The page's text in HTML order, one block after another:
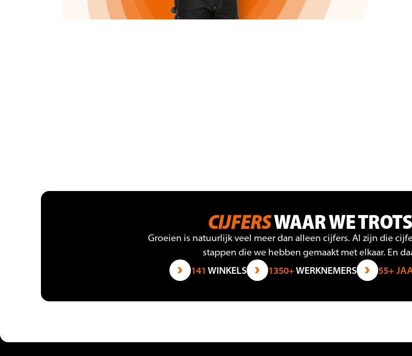
CIJFERSWAAR WE
Groeien is natuurlijk veel meer dan alleen cijfers. Al zijn die
stappen die we hebben gemaakt met elkaar. En
141 WINKELS 1350+WERKNEMERS 55+